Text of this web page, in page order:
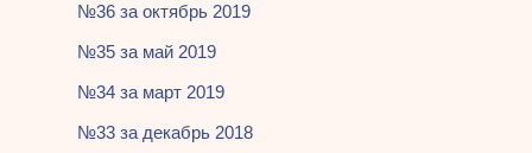
№36 за октябрь 2019
№35 за май 2019
№34 за март 2019
№33 за декабрь 2018